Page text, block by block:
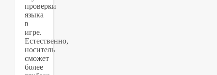
проверки
языка
в
игре.
Естественно,
носитель
сможет
более